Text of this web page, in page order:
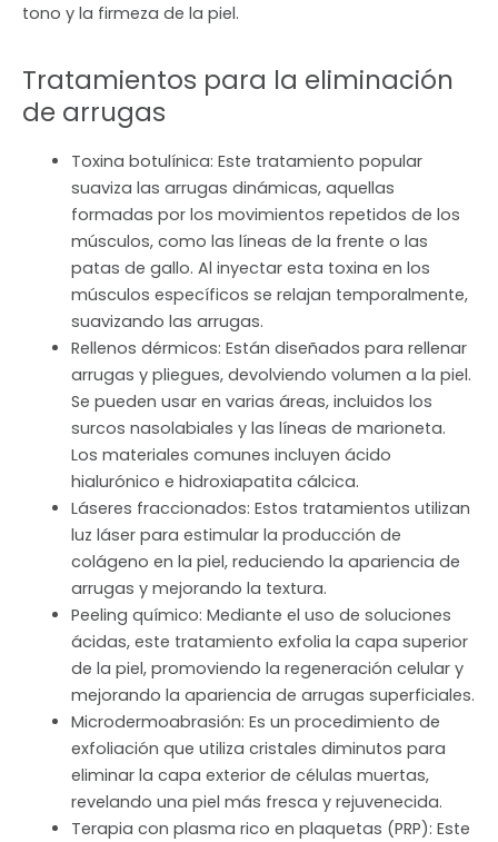
tono y la firmeza de la piel.
Tratamientos para la eliminación
de arrugas
Toxina botulínica: Este tratamiento popular
suaviza las arrugas dinámicas, aquellas
formadas por los movimientos repetidos de los
músculos, como las líneas de la frente o las
patas de gallo. Al inyectar esta toxina en los
músculos específicos se relajan temporalmente,
suavizando las arrugas.
Rellenos dérmicos: Están diseñados para rellenar
arrugas y pliegues, devolviendo volumen a la piel.
Se pueden usar en varias áreas, incluidos los
surcos nasolabiales y las líneas de marioneta.
Los materiales comunes incluyen ácido
hialurónico e hidroxiapatita cálcica.
Láseres fraccionados: Estos tratamientos utilizan
luz láser para estimular la producción de
colágeno en la piel, reduciendo la apariencia de
arrugas y mejorando la textura.
Peeling químico: Mediante el uso de soluciones
ácidas, este tratamiento exfolia la capa superior
de la piel, promoviendo la regeneración celular y
mejorando la apariencia de arrugas superficiales.
Microdermoabrasión: Es un procedimiento de
exfoliación que utiliza cristales diminutos para
eliminar la capa exterior de células muertas,
revelando una piel más fresca y rejuvenecida.
Terapia con plasma rico en plaquetas (PRP): Este